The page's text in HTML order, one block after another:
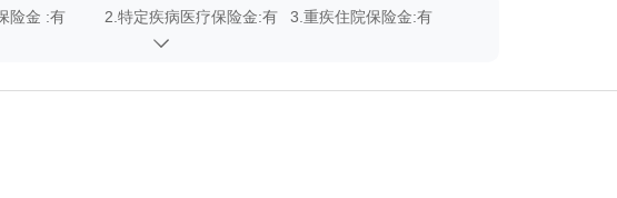
险金 :有 2.特定疾病医疗保险金:有
3.重疾住院保险金:有